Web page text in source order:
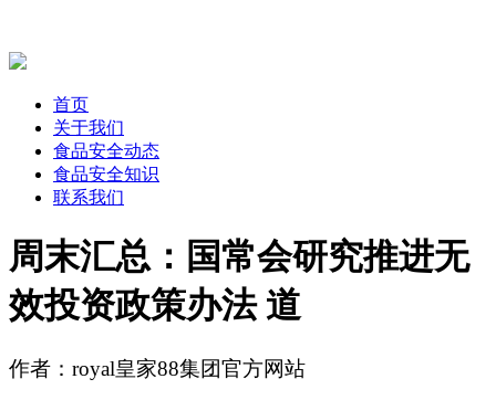
首页
关于我们
食品安全动态
食品安全知识
联系我们
周末汇总：国常会研究推进无
效投资政策办法 道
作者：royal皇家88集团官方网站